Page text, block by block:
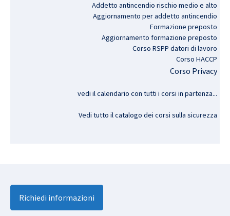
Addetto antincendio rischio medio e alto
Aggiornamento per addetto antincendio
Formazione preposto
Aggiornamento formazione preposto
Corso RSPP datori di lavoro
Corso HACCP
Corso Privacy
vedi il calendario con tutti i corsi in partenza...
Vedi tutto il catalogo dei corsi sulla sicurezza
Richiedi informazioni